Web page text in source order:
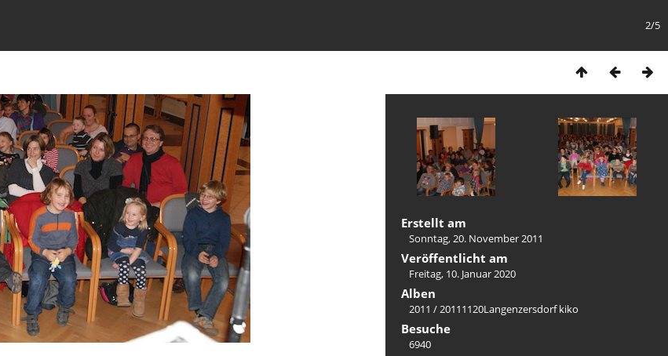
2/5
Erstellt am
Sonntag, 20. November 2011
Veröffentlicht am
Freitag, 10. Januar 2020
Alben
2011 /20111120Langenzersdorf kiko
Besuche
6940